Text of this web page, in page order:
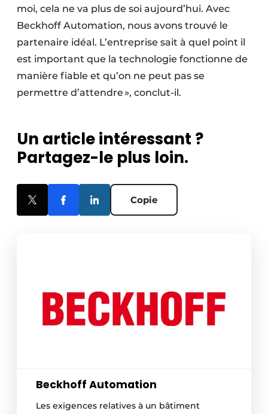
moi, cela ne va plus de soi aujourd’hui. Avec
Beckhoff Automation, nous avons trouvé le
partenaire idéal. L’entreprise sait à quel point il
est important que la technologie fonctionne de
manière fiable et qu’on ne peut pas se
permettre d’attendre », conclut-il.
Un article intéressant ?
Partagez-le plus loin.
Copie
Beckhoff Automation
Les exigences relatives à un bâtiment